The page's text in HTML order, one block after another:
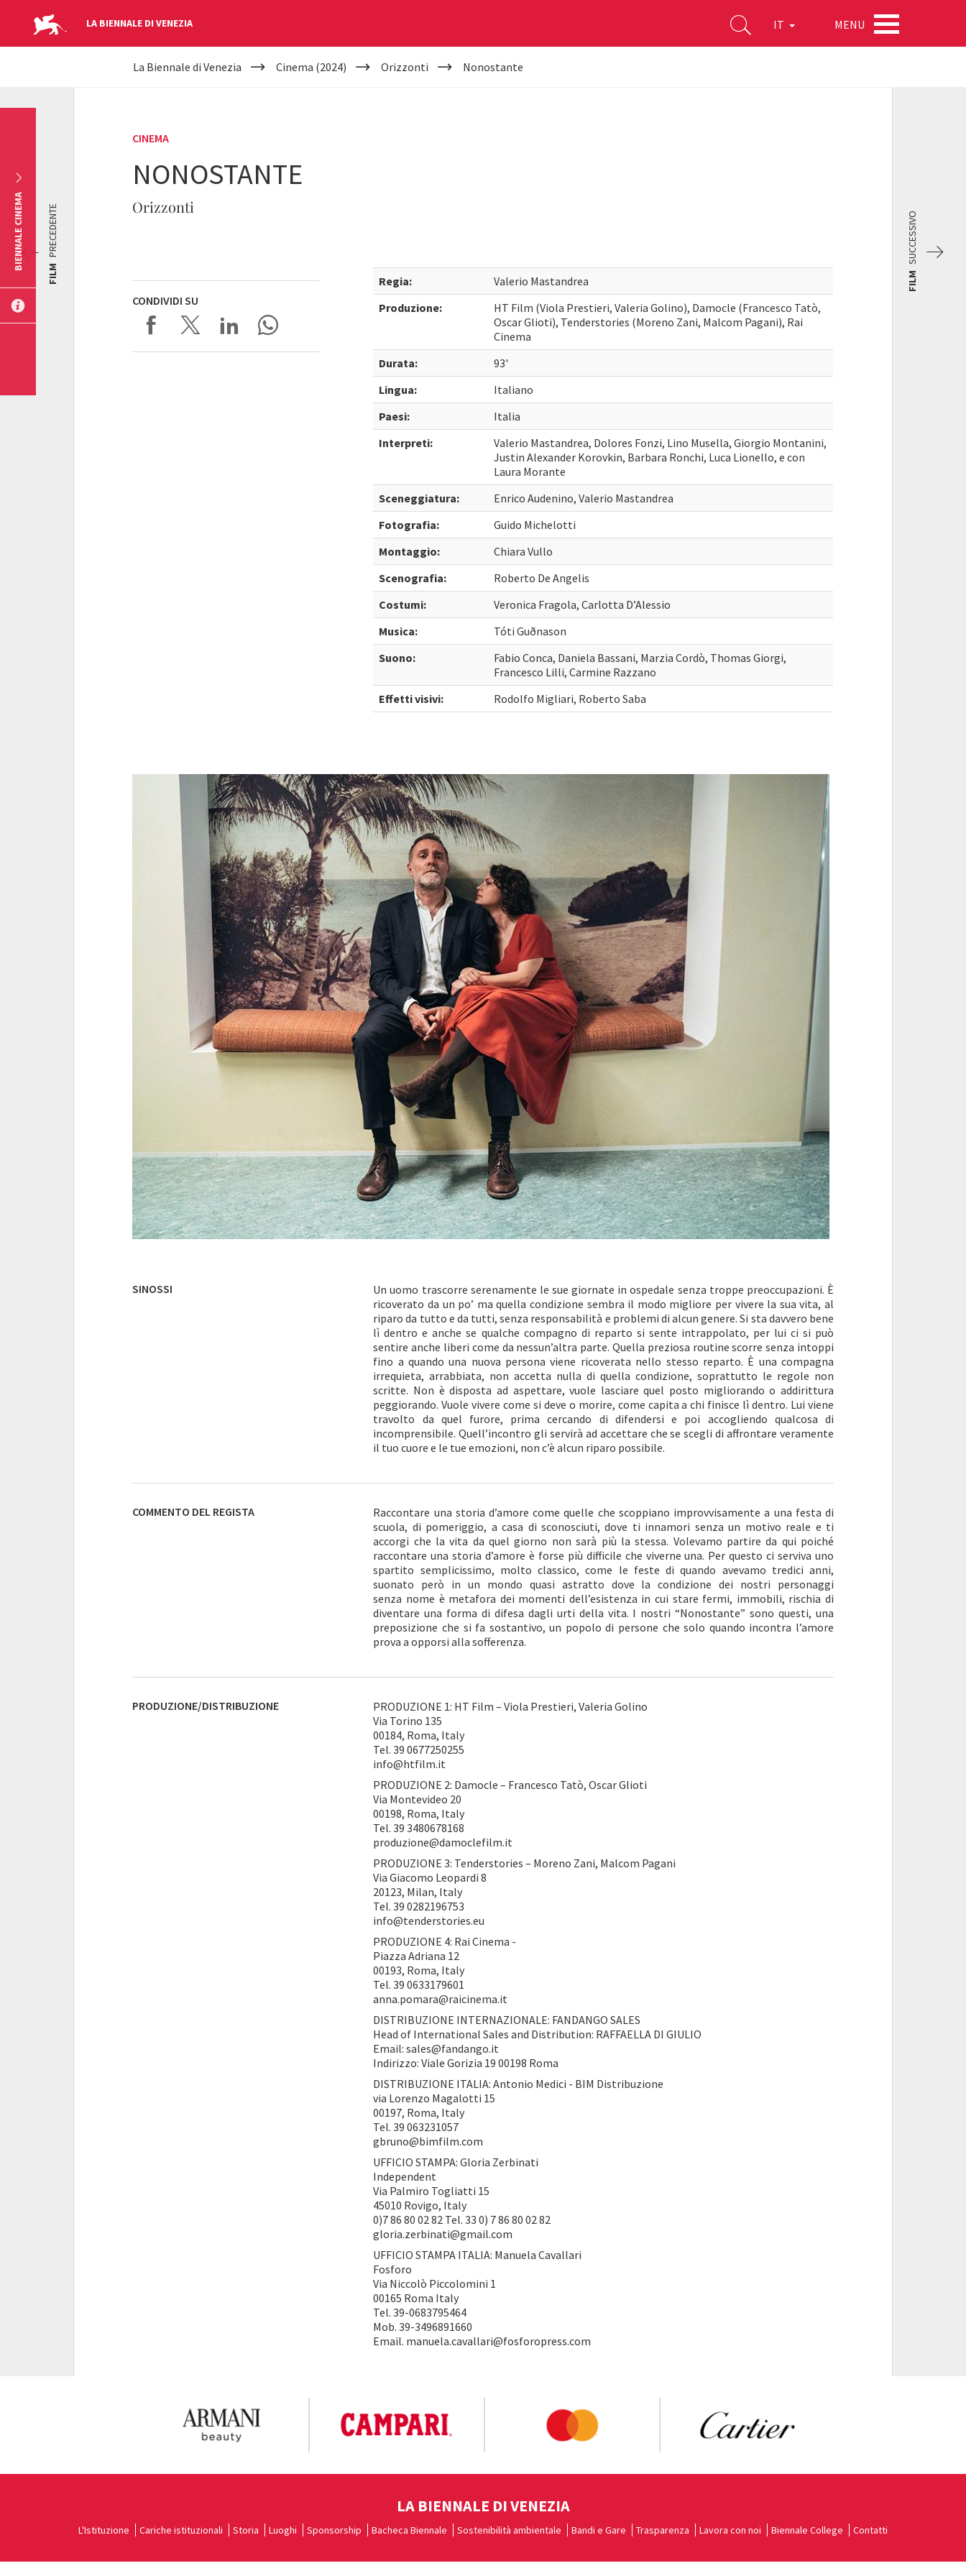
LA BIENNALE DI VENEZIA IT MENU
YOUR
La Biennale di Venezia Cinema (2024) Orizzonti Nonostante
CINEMA
NONOSTANTE
Orizzonti
CONDIVIDI SU
Regia:
Valerio Mastandrea
Produzione:
HT Film (Viola Prestieri, Valeria Golino), Damocle (Francesco Tatò,
Oscar Glioti), Tenderstories (Moreno Zani, Malcom Pagani), Rai
Cinema
Durata:
93'
Lingua:
Italiano
Paesi:
Italia
Interpreti:
Valerio Mastandrea, Dolores Fonzi, Lino Musella, Giorgio Montanini,
Justin Alexander Korovkin, Barbara Ronchi, Luca Lionello, e con
Laura Morante
Sceneggiatura:
Enrico Audenino, Valerio Mastandrea
Fotografia:
Guido Michelotti
Montaggio:
Chiara Vullo
Scenografia:
Roberto De Angelis
Costumi:
Veronica Fragola, Carlotta D’Alessio
Musica:
Tóti Guðnason
Suono:
Fabio Conca, Daniela Bassani, Marzia Cordò, Thomas Giorgi,
Francesco Lilli, Carmine Razzano
Effetti visivi:
Rodolfo Migliari, Roberto Saba
FILM
SUCCESSIVO
FILM
PRECEDENTE
SINOSSI
Un uomo trascorre serenamente le sue giornate in ospedale senza troppe preoccupazioni. È
ricoverato da un po’ ma quella condizione sembra il modo migliore per vivere la sua vita, al
riparo da tutto e da tutti, senza responsabilità e problemi di alcun genere. Si sta davvero bene
lì dentro e anche se qualche compagno di reparto si sente intrappolato, per lui ci si può
sentire anche liberi come da nessun’altra parte. Quella preziosa routine scorre senza intoppi
fino a quando una nuova persona viene ricoverata nello stesso reparto. È una compagna
irrequieta, arrabbiata, non accetta nulla di quella condizione, soprattutto le regole non
scritte. Non è disposta ad aspettare, vuole lasciare quel posto migliorando o addirittura
peggiorando. Vuole vivere come si deve o morire, come capita a chi finisce lì dentro. Lui viene
travolto da quel furore, prima cercando di difendersi e poi accogliendo qualcosa di
incomprensibile. Quell’incontro gli servirà ad accettare che se scegli di affrontare veramente
il tuo cuore e le tue emozioni, non c’è alcun riparo possibile.
COMMENTO DEL REGISTA
Raccontare una storia d’amore come quelle che scoppiano improvvisamente a una festa di
scuola, di pomeriggio, a casa di sconosciuti, dove ti innamori senza un motivo reale e ti
accorgi che la vita da quel giorno non sarà più la stessa. Volevamo partire da qui poiché
raccontare una storia d’amore è forse più difficile che viverne una. Per questo ci serviva uno
spartito semplicissimo, molto classico, come le feste di quando avevamo tredici anni,
suonato però in un mondo quasi astratto dove la condizione dei nostri personaggi
senza nome è metafora dei momenti dell’esistenza in cui stare fermi, immobili, rischia di
diventare una forma di difesa dagli urti della vita. I nostri “Nonostante” sono questi, una
preposizione che si fa sostantivo, un popolo di persone che solo quando incontra l’amore
prova a opporsi alla sofferenza.
PRODUZIONE/DISTRIBUZIONE
PRODUZIONE 1: HT Film – Viola Prestieri, Valeria Golino
Via Torino 135
00184, Roma, Italy
Tel. 39 0677250255
info@htfilm.it
PRODUZIONE 2: Damocle – Francesco Tatò, Oscar Glioti
Via Montevideo 20
00198, Roma, Italy
Tel. 39 3480678168
produzione@damoclefilm.it
PRODUZIONE 3: Tenderstories – Moreno Zani, Malcom Pagani
Via Giacomo Leopardi 8
20123, Milan, Italy
Tel. 39 0282196753
info@tenderstories.eu
PRODUZIONE 4: Rai Cinema -
Piazza Adriana 12
00193, Roma, Italy
Tel. 39 0633179601
anna.pomara@raicinema.it
DISTRIBUZIONE INTERNAZIONALE: FANDANGO SALES
Head of International Sales and Distribution: RAFFAELLA DI GIULIO
Email: sales@fandango.it
Indirizzo: Viale Gorizia 19 00198 Roma
DISTRIBUZIONE ITALIA: Antonio Medici - BIM Distribuzione
via Lorenzo Magalotti 15
00197, Roma, Italy
Tel. 39 063231057
gbruno@bimfilm.com
UFFICIO STAMPA: Gloria Zerbinati
Independent
Via Palmiro Togliatti 15
45010 Rovigo, Italy
0)7 86 80 02 82 Tel. 33 0) 7 86 80 02 82
gloria.zerbinati@gmail.com
UFFICIO STAMPA ITALIA: Manuela Cavallari
Fosforo
Via Niccolò Piccolomini 1
00165 Roma Italy
Tel. 39-0683795464
Mob. 39-3496891660
Email. manuela.cavallari@fosforopress.com
BIENNALE CINEMA
LA BIENNALE DI VENEZIA
L'Istituzione Cariche istituzionali Storia Luoghi Sponsorship Bacheca Biennale Sostenibilità ambientale Bandi e Gare Trasparenza Lavora con noi Biennale College Contatti